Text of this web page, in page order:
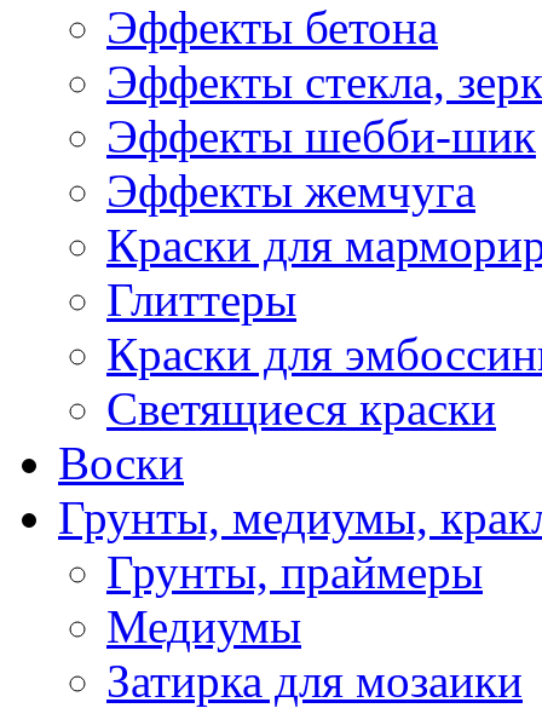
Эффекты бетона
Эффекты стекла,
Эффекты шебби-шик
Эффекты жемчуга
Краски для
Глиттеры
Краски для
Светящиеся краски
Воски
Грунты, медиумы,
Грунты, праймеры
Медиумы
Затирка для мозаики